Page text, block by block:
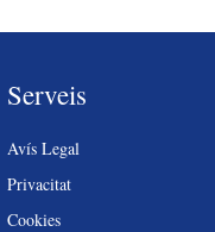
Serveis
Avís Legal
Privacitat
Cookies